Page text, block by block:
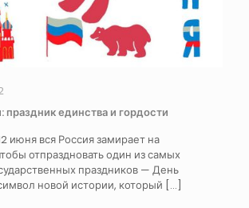
праздник единства и гордости
июня вся Россия замирает на
отпраздновать один из самых
праздников — День
новой истории, который […]